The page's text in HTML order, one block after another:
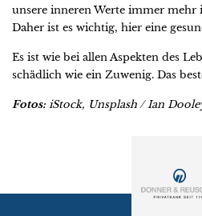
unsere inneren Werte immer
Daher ist es wichtig, hier eine
Es ist wie bei allen Aspekten des
schädlich wie ein Zuwenig. Das
Fotos: iStock, Unsplash / Ian